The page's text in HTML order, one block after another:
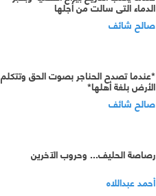
الدماء التي سالت من أجلها
صالح شائف
*عندما تصدح الحناجر بصوت الحق وتتكلم
الأرض بلغة أهلها*
صالح شائف
رصاصة الحليف... وحروب الآخرين
أحمد عبداللاه